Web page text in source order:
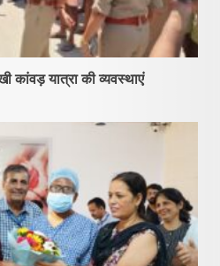
कांवड़ यात्रा की व्यवस्थाएं